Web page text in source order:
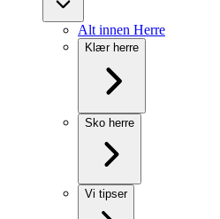
Alt innen Herre
Klær herre
Sko herre
Vi tipser